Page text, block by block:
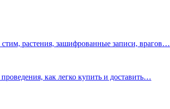
растения, зашифрованные записи, врагов…
как легко купить и доставить…